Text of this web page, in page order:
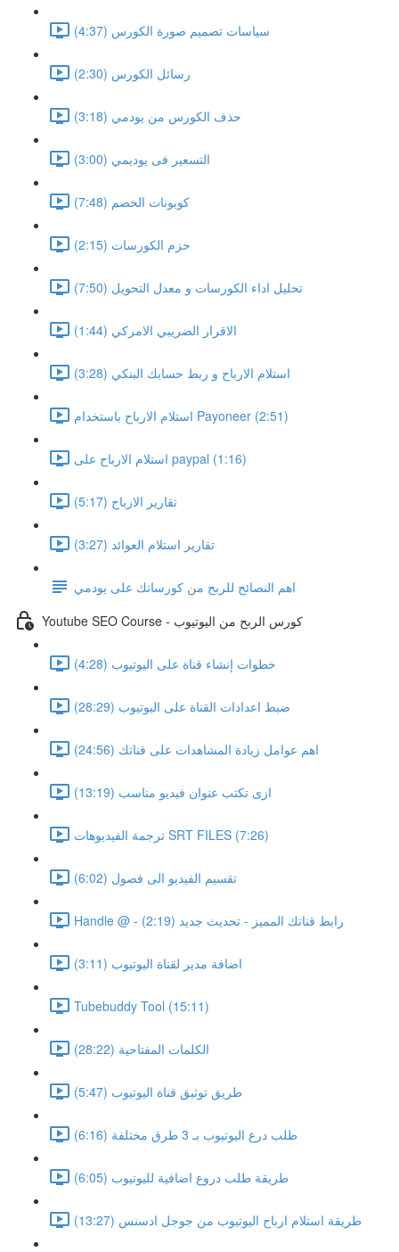
سياسات تصميم صورة الكورس (4:37)
رسائل الكورس (2:30)
حذف الكورس من يودمي (3:18)
التسعير فى يوديمي (3:00)
كوبونات الخصم (7:48)
حزم الكورسات (2:15)
تحليل اداء الكورسات و معدل التحويل (7:50)
الاقرار الضريبي الامركي (1:44)
استلام الارباح و ربط حسابك البنكي (3:28)
استلام الارباح باستخدام Payoneer (2:51)
استلام الارباح على paypal (1:16)
تقارير الارباح (5:17)
تقارير استلام العوائد (3:27)
اهم النصائح للربح من كورساتك على يودمي
Youtube SEO Course - كورس الربح من اليوتيوب
خطوات إنشاء قناة على اليوتيوب (4:28)
ضبط اعدادات القناة على اليوتيوب (28:29)
اهم عوامل زيادة المشاهدات على قناتك (24:56)
ازى تكتب عنوان فيديو مناسب (13:19)
ترجمة الفيديوهات SRT FILES (7:26)
تقسيم الفيديو الى فصول (6:02)
Handle @ - رابط قناتك المميز - تحديث جديد (2:19)
اضافة مدير لقناة اليوتيوب (3:11)
Tubebuddy Tool (15:11)
الكلمات المفتاحية (28:22)
طريق توثيق قناة اليوتيوب (5:47)
طلب درع اليوتيوب بـ 3 طرق مختلفة (6:16)
طريقة طلب دروع اضافية لليوتيوب (6:05)
طريقة استلام ارباح اليوتيوب من جوجل ادسنس (13:27)